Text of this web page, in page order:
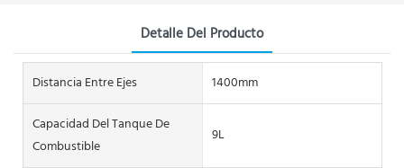
Detalle Del Producto
Distancia Entre Ejes
1400mm
Capacidad Del Tanque De
Combustible
9L